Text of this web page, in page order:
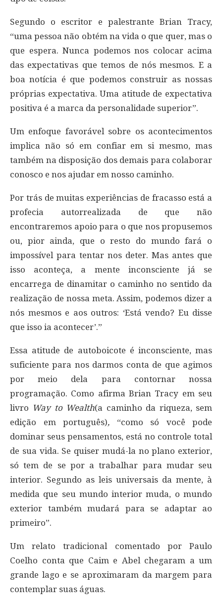
Segundo o escritor e palestrante Brian Tracy,
“uma pessoa não obtém na vida o que quer, mas o
que espera. Nunca podemos nos colocar acima
das expectativas que temos de nós mesmos. E a
boa notícia é que podemos construir as nossas
próprias expectativa. Uma atitude de expectativa
positiva é a marca da personalidade superior”.
Um enfoque favorável sobre os acontecimentos
implica não só em confiar em si mesmo, mas
também na disposição dos demais para colaborar
conosco e nos ajudar em nosso caminho.
Por trás de muitas experiências de fracasso está a
profecia autorrealizada de que não
encontraremos apoio para o que nos propusemos
ou, pior ainda, que o resto do mundo fará o
impossível para tentar nos deter. Mas antes que
isso aconteça, a mente inconsciente já se
encarrega de dinamitar o caminho no sentido da
realização de nossa meta. Assim, podemos dizer a
nós mesmos e aos outros: ‘Está vendo? Eu disse
que isso ia acontecer’.”
Essa atitude de autoboicote é inconsciente, mas
suficiente para nos darmos conta de que agimos
por meio dela para contornar nossa
programação. Como afirma Brian Tracy em seu
livro Way to Wealth(a caminho da riqueza, sem
edição em português), “como só você pode
dominar seus pensamentos, está no controle total
de sua vida. Se quiser mudá-la no plano exterior,
só tem de se por a trabalhar para mudar seu
interior. Segundo as leis universais da mente, à
medida que seu mundo interior muda, o mundo
exterior também mudará para se adaptar ao
primeiro”.
Um relato tradicional comentado por Paulo
Coelho conta que Caim e Abel chegaram a um
grande lago e se aproximaram da margem para
contemplar suas águas.